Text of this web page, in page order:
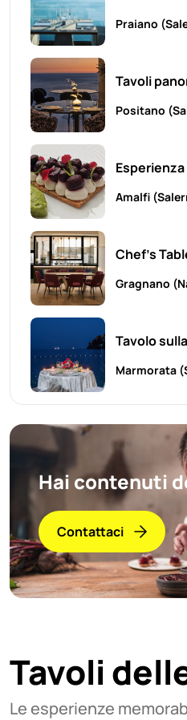
Praiano
Tavoli
Positano
Amalfi
Chef's
Gragnano
Tavolo
Marmorata
Hai contenuti
Contattaci
Tavoli
Le esperienze